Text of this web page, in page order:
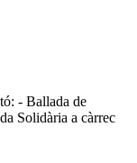
- Ballada de
Solidària a càrrec